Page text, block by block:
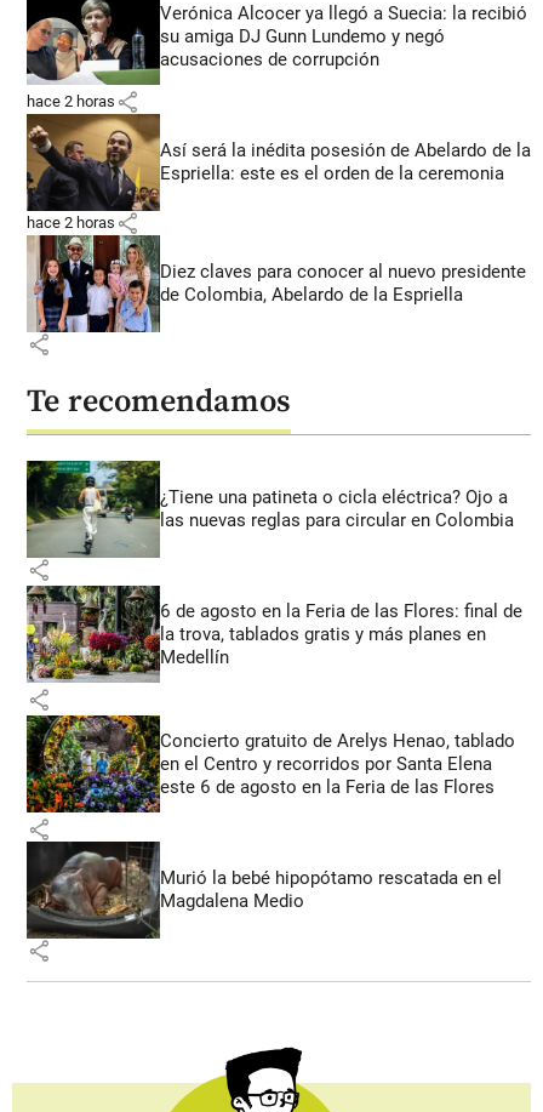
Verónica Alcocer ya llegó a Suecia: la recibió
su amiga DJ Gunn Lundemo y negó
acusaciones de corrupción
hace 2 horas share
Así será la inédita posesión de Abelardo de la
Espriella: este es el orden de la ceremonia
hace 2 horas share
Diez claves para conocer al nuevo presidente
de Colombia, Abelardo de la Espriella
share
Te recomendamos
¿Tiene una patineta o cicla eléctrica? Ojo a
las nuevas reglas para circular en Colombia
share
6 de agosto en la Feria de las Flores: final de
la trova, tablados gratis y más planes en
Medellín
share
Concierto gratuito de Arelys Henao, tablado
en el Centro y recorridos por Santa Elena
este 6 de agosto en la Feria de las Flores
share
Murió la bebé hipopótamo rescatada en el
Magdalena Medio
share